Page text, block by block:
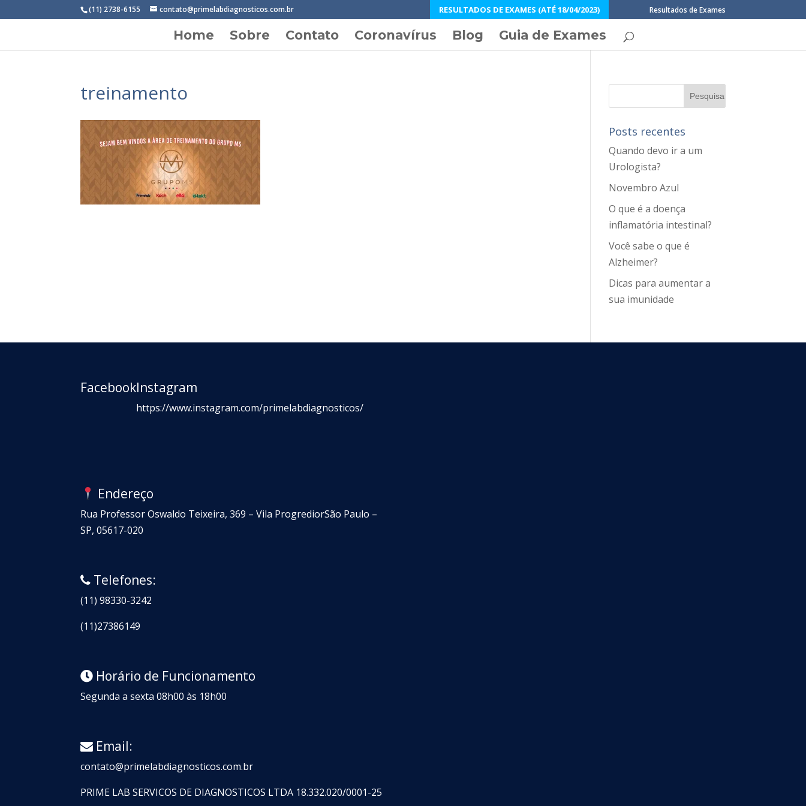
(11) 2738-6155 contato@primelabdiagnosticos.com.br RESULTADOS DE EXAMES (ATÉ 18/04/2023) Resultados de Exames
Home Sobre Contato Coronavírus Blog Guia de Exames
treinamento
Posts recentes
Quando devo ir a um
Urologista?
Novembro Azul
O que é a doença
inflamatória intestinal?
Você sabe o que é
Alzheimer?
Dicas para aumentar a
sua imunidade
FacebookInstagram
https://www.instagram.com/primelabdiagnosticos/
Endereço
Rua Professor Oswaldo Teixeira, 369 – Vila ProgrediorSão Paulo –
SP, 05617-020
Telefones:
(11) 98330-3242
(11)27386149
Horário de Funcionamento
Segunda a sexta 08h00 às 18h00
Email:
contato@primelabdiagnosticos.com.br
PRIME LAB SERVICOS DE DIAGNOSTICOS LTDA 18.332.020/0001-25